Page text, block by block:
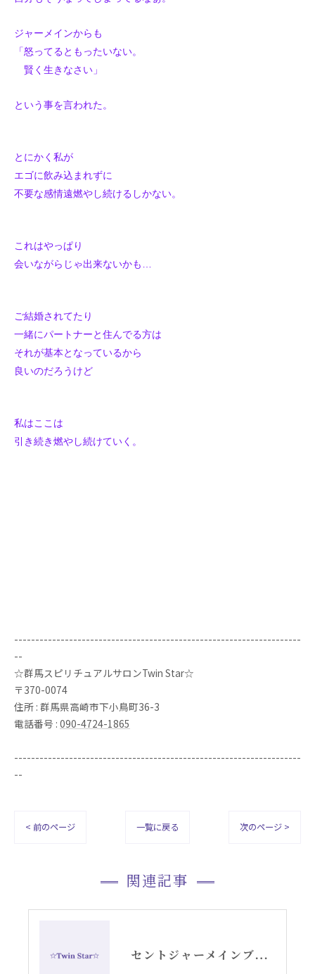
ジャーメインからも
「怒ってるともったいない。
賢く生きなさい」
という事を言われた。
とにかく私が
エゴに飲み込まれずに
不要な感情遠燃やし続けるしかない。
これはやっぱり
会いながらじゃ出来ないかも…
ご結婚されてたり
一緒にパートナーと住んでる方は
それが基本となっているから
良いのだろうけど
私はここは
引き続き燃やし続けていく。
--------------------------------------------------------------------
--
☆群馬スピリチュアルサロンTwin Star☆
〒370-0074
住所 : 群馬県高崎市下小鳥町36-3
電話番号 : 090-4724-1865
--------------------------------------------------------------------
--
< 前のページ 一覧に戻る 次のページ >
関連記事
セントジャーメインブレッシングカードGSVFグリッド